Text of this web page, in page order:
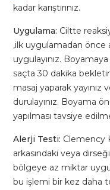
kadar karıştırınız.
Uygulama: Ciltte
,ilk uygulamadan önce
uygulayınız.
saçta 30 dakika
masaj yaparak yayınız
durulayınız. Boyama
yapılması tavsiye
Alerji Testi: Clemency
arkasındaki veya
bölgeye az miktar
bu işlemi bir kez daha